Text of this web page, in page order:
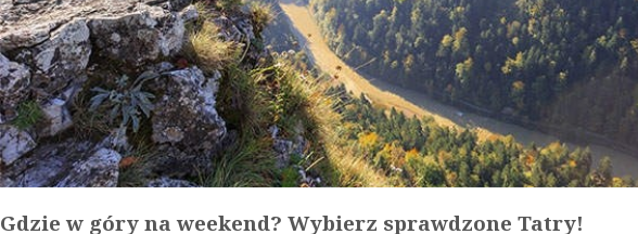
Gdzie w góry na weekend? Wybierz sprawdzone Tatry!